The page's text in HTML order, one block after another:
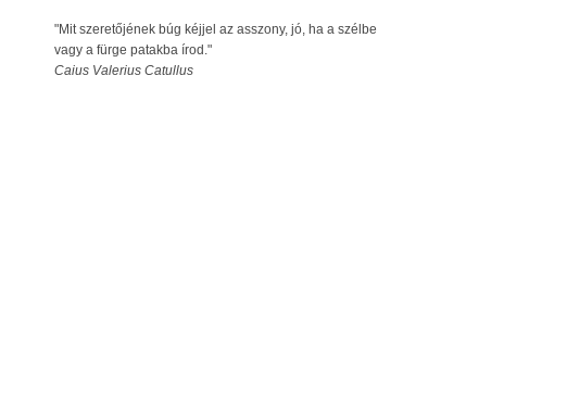
"Mit szeretőjének búg kéjjel az asszony, jó, ha a szélbe
vagy a fürge patakba írod."
Caius Valerius Catullus